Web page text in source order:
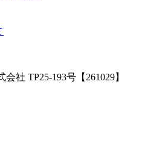
社 TP25-193号【261029】